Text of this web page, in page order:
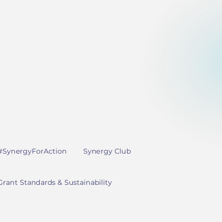
Synergy Club
Standards & Sustainability